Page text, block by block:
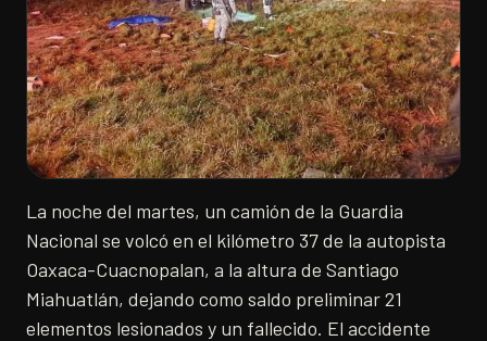
La noche del martes, un camión de la Guardia
Nacional se volcó en el kilómetro 37 de la autopista
Oaxaca-Cuacnopalan, a la altura de Santiago
Miahuatlán, dejando como saldo preliminar 21
elementos lesionados y un fallecido. El accidente